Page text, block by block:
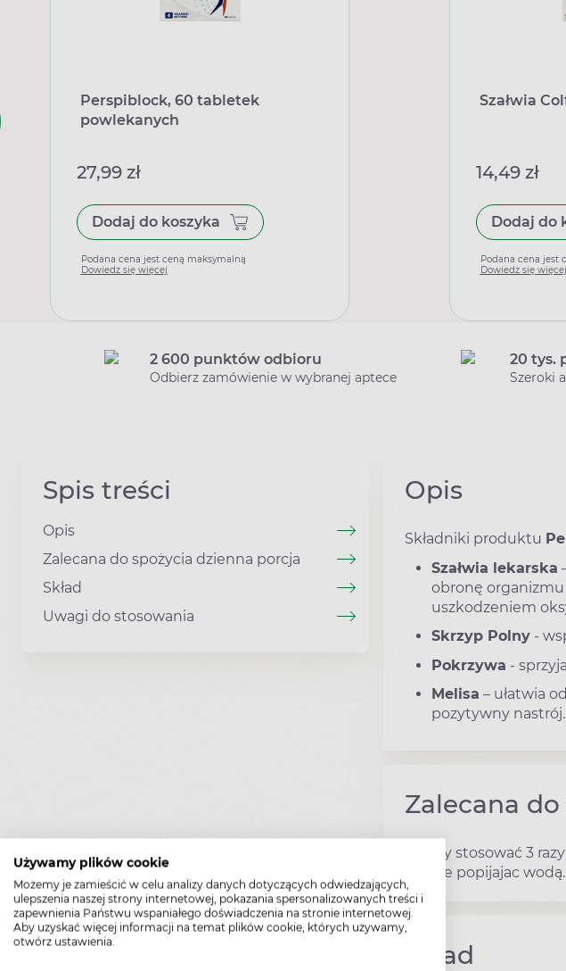
Używamy plików cookie
Możemy je zamieścić w celu analizy danych dotyczących odwiedzających,
ulepszenia naszej strony internetowej, pokazania spersonalizowanych treści i
zapewnienia Państwu wspaniałego doświadczenia na stronie internetowej.
Aby uzyskać więcej informacji na temat plików cookie, których używamy,
otwórz ustawienia.
Perspiblock, 60 tabletek
powlekanych
27,99 zł
Dodaj do koszyka
Podana cena jest ceną maksymalną
Dowiedz się więcej
Szałwia
14,49 zł
Dodaj do
Podana cena jest
Dowiedz się więcej
2 600 punktów odbioru
Odbierz zamówienie w wybranej aptece
20 tys.
Szeroki
Spis treści
Opis
Zalecana do spożycia dzienna porcja
Skład
Uwagi do stosowania
Opis
Składniki produktu
Szałwia lekarska
obronę
uszkodzeniem
Skrzyp Polny -
Pokrzywa -
Melisa – ułatwia
pozytywny nastrój.
Zalecana
Należy stosować 3
obficie popijajac wodą.
Skład